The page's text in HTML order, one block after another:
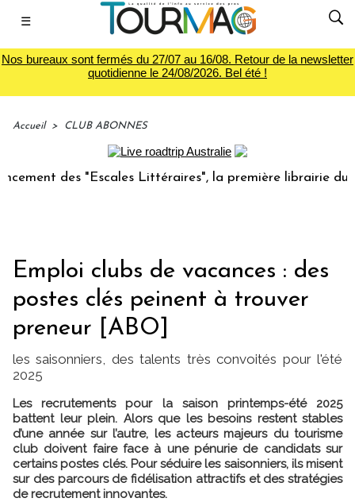
☰
Nos bureaux sont fermés du 27/07 au 16/08. Retour de la newsletter
quotidienne le 24/08/2026. Bel été !
Accueil > CLUB ABONNES
des "Escales Littéraires", la première librairie du voyage
Emploi clubs de vacances : des
postes clés peinent à trouver
preneur [ABO]
les saisonniers, des talents très convoités pour l'été
2025
Les recrutements pour la saison printemps-été 2025
battent leur plein. Alors que les besoins restent stables
d’une année sur l’autre, les acteurs majeurs du tourisme
club doivent faire face à une pénurie de candidats sur
certains postes clés. Pour séduire les saisonniers, ils misent
sur des parcours de fidélisation attractifs et des stratégies
de recrutement innovantes.